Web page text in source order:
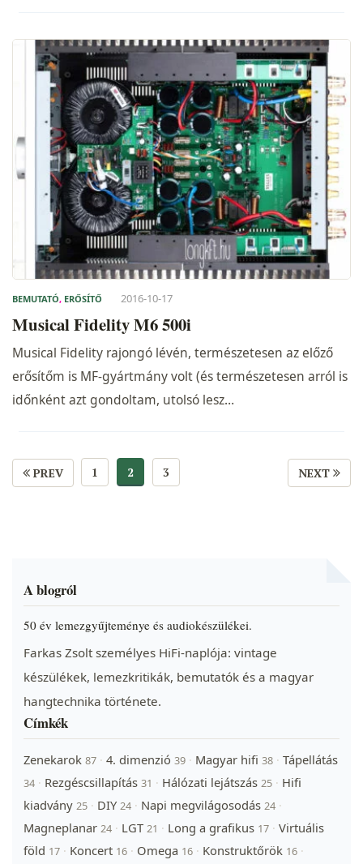
BEMUTATÓ, ERŐSÍTŐ 2016-10-17
Musical Fidelity M6 500i
Musical Fidelity rajongó lévén, természetesen az előző
erősítőm is MF-gyártmány volt (és természetesen arról is
időnként azt gondoltam, utolsó lesz…
PREV 1 2 3 NEXT
A blogról
50 év lemezgyűjteménye és audiokészülékei.
Farkas Zsolt személyes HiFi-naplója: vintage
készülékek, lemezkritikák, bemutatók és a magyar
hangtechnika története.
Címkék
Zenekarok 87 · 4. dimenzió 39 · Magyar hifi 38 · Tápellátás
34 · Rezgéscsillapítás 31 · Hálózati lejátszás 25 · Hifi
kiadvány 25 · DIY 24 · Napi megvilágosodás 24 ·
Magneplanar 24 · LGT 21 · Long a grafikus 17 · Virtuális
föld 17 · Koncert 16 · Omega 16 · Konstruktőrök 16 ·